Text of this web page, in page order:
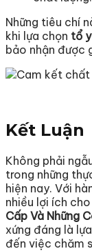
Những tiêu chí
khi lựa chọn tổ
bảo nhận được
Kết Luận
Không phải
trong những
hiện nay. Với
nhiều lợi ích
Cấp Và Những
xứng đáng là
đến việc chăm